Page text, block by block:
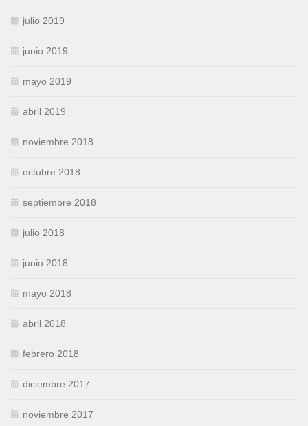
julio 2019
junio 2019
mayo 2019
abril 2019
noviembre 2018
octubre 2018
septiembre 2018
julio 2018
junio 2018
mayo 2018
abril 2018
febrero 2018
diciembre 2017
noviembre 2017